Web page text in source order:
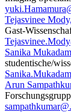
Tejasvinee
Gast-
Sanika Mukadam
studentische/
Arun